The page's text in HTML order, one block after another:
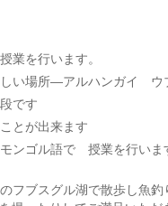
業を行います。
い場所―アルハンガイ ウ
です
とが出来ます
ンゴル語で 授業を行いま
フブスグル湖で散歩し魚